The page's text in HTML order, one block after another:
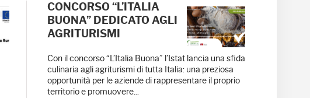
CONCORSO “L’ITALIA
BUONA” DEDICATO AGLI
AGRITURISMI
Con il concorso “L’Italia Buona” l’Istat lancia una sfida
culinaria agli agriturismi di tutta Italia: una preziosa
opportunità per le aziende di rappresentare il proprio
territorio e promuovere...